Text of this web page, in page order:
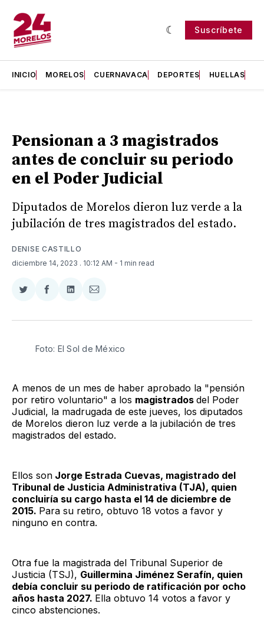
Suscríbete
INICIO MORELOS CUERNAVACA DEPORTES HUELLAS
Pensionan a 3 magistrados
antes de concluir su periodo
en el Poder Judicial
Diputados de Morelos dieron luz verde a la
jubilación de tres magistrados del estado.
DENISE CASTILLO
diciembre 14, 2023 . 10:12 AM - 1 min read
Compartir
Twitter
Compartir
Facebook
Compartir
LinkedIn
Compartir
Email
Foto: El Sol de México
A menos de un mes de haber aprobado la "pensión
por retiro voluntario" a los magistrados del Poder
Judicial, la madrugada de este jueves, los diputados
de Morelos dieron luz verde a la jubilación de tres
magistrados del estado.
Ellos son Jorge Estrada Cuevas, magistrado del
Tribunal de Justicia Administrativa (TJA), quien
concluiría su cargo hasta el 14 de diciembre de
2015. Para su retiro, obtuvo 18 votos a favor y
ninguno en contra.
Otra fue la magistrada del Tribunal Superior de
Justicia (TSJ), Guillermina Jiménez Serafín, quien
debía concluir su periodo de ratificación por ocho
años hasta 2027. Ella obtuvo 14 votos a favor y
cinco abstenciones.